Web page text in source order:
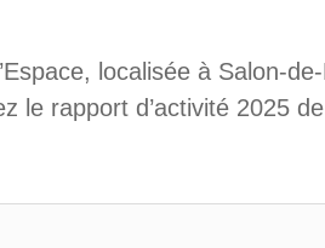
localisée à Salon-
le rapport d’activité 2025